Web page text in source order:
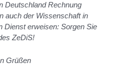
Deutschland Rechnung
auch der Wissenschaft in
Dienst erweisen: Sorgen Sie
ZeDiS!
Grüßen